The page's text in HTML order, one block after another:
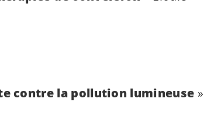
contre la pollution lumineuse »